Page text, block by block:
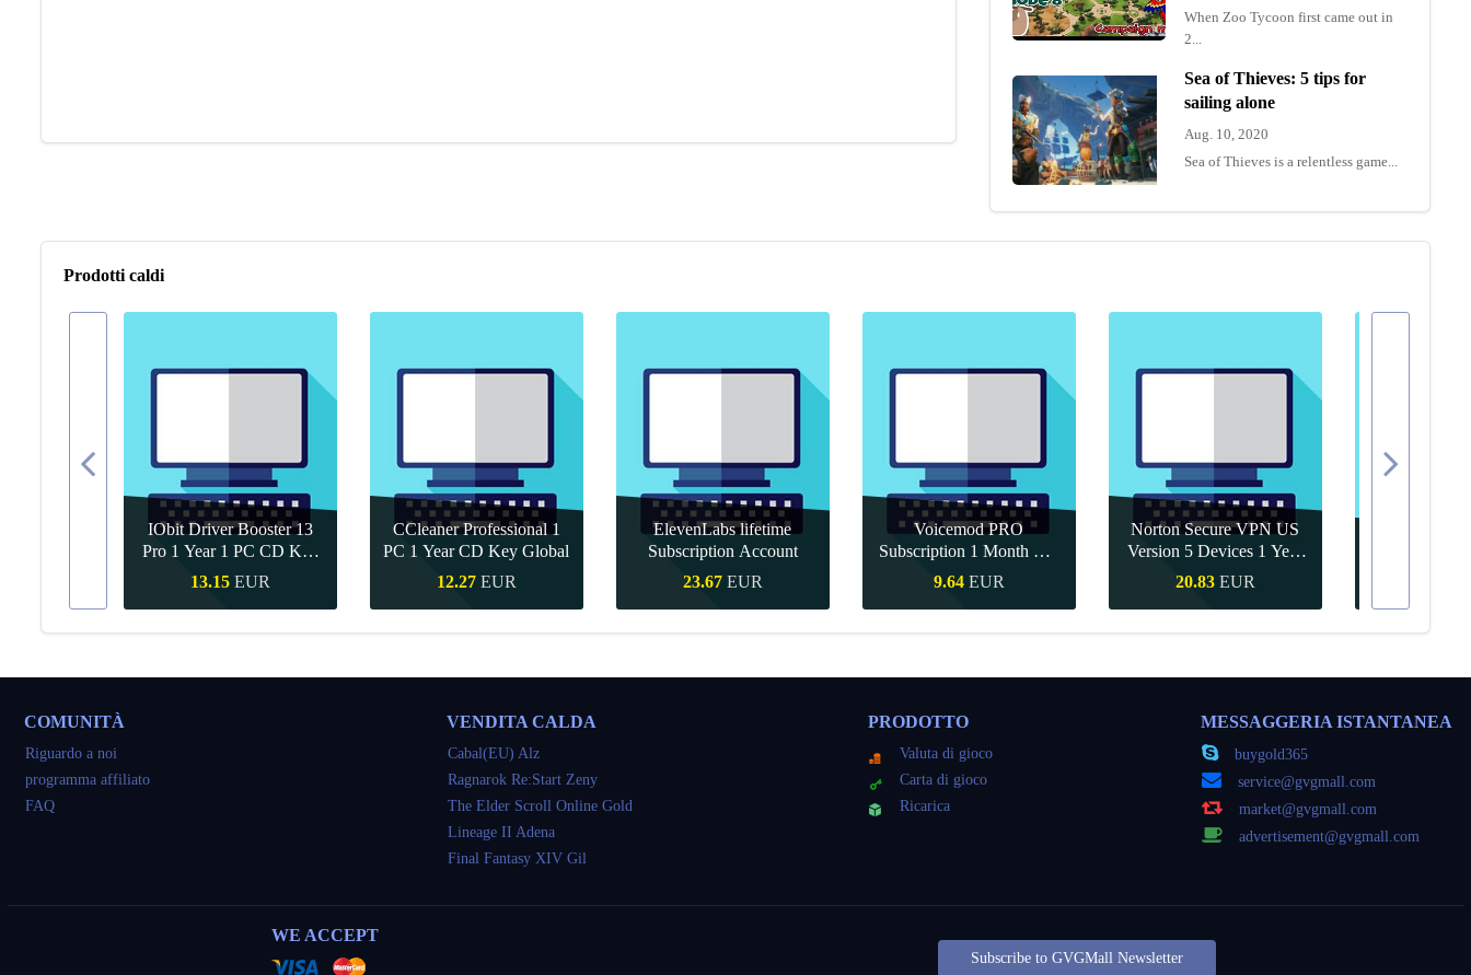
When Zoo Tycoon first came out in
2...
Sea of Thieves: 5 tips for
sailing alone
Aug. 10, 2020
Sea of Thieves is a relentless game...
Prodotti caldi
IObit Driver Booster 13
Pro 1 Year 1 PC CD Key
Global
13.15 EUR
Acquisto veloce
CCleaner Professional 1
PC 1 Year CD Key Global
12.27 EUR
Acquisto veloce
ElevenLabs lifetime
Subscription Account
23.67 EUR
Acquisto veloce
Voicemod PRO
Subscription 1 Month CD
Key Global
9.64 EUR
Acquisto veloce
Norton Secure VPN US
Version 5 Devices 1 Year
CD Key
20.83 EUR
Acquisto veloce Acquisto
COMUNITÀ
Riguardo a noi
programma affiliato
FAQ
VENDITA CALDA
Cabal(EU) Alz
Ragnarok Re:Start Zeny
The Elder Scroll Online Gold
Lineage II Adena
Final Fantasy XIV Gil
PRODOTTO
Valuta di gioco
Carta di gioco
Ricarica
MESSAGGERIA ISTANTANEA
buygold365
service@gvgmall.com
market@gvgmall.com
advertisement@gvgmall.com
WE ACCEPT
Subscribe to GVGMall Newsletter